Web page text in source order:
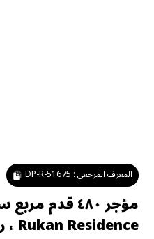
المعرف المرجعي : DP-R-51675
مؤجر ٤٨٠ قدم
Rukan Residence ، روكان